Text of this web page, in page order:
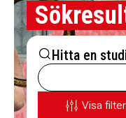
Hitta en
Visa filter